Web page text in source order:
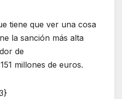
tiene que ver una cosa
la sanción más alta
de
millones de euros.